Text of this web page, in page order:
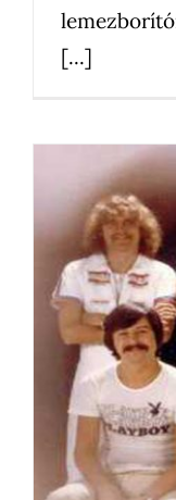
[...]
Bejegyzés